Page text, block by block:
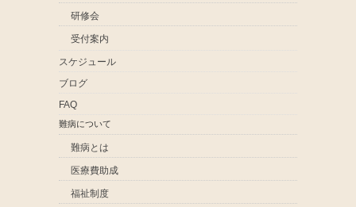
研修会
受付案内
スケジュール
ブログ
FAQ
難病について
難病とは
医療費助成
福祉制度